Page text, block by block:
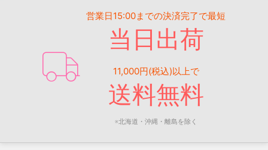
営業日15:00までの決済完了で最短
当日出荷
11,000円(税込)以上で
送料無料
※北海道・沖縄・離島を除く